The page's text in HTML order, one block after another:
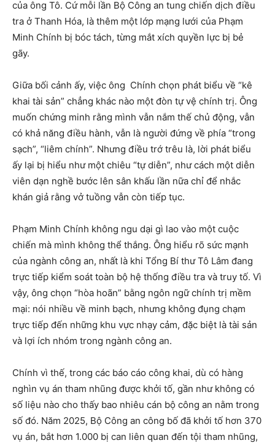
của ông Tô. Cứ mỗi lần Bộ Công an tung chiến dịch điều
tra ở Thanh Hóa, là thêm một lớp mạng lưới của Phạm
Minh Chính bị bóc tách, từng mắt xích quyền lực bị bẻ
gãy.
Giữa bối cảnh ấy, việc ông Chính chọn phát biểu về “kê
khai tài sản” chẳng khác nào một đòn tự vệ chính trị. Ông
muốn chứng minh rằng mình vẫn nắm thế chủ động, vẫn
có khả năng điều hành, vẫn là người đứng về phía “trong
sạch”, “liêm chính”. Nhưng điều trớ trêu là, lời phát biểu
ấy lại bị hiểu như một chiêu “tự diễn”, như cách một diễn
viên dạn nghề bước lên sân khấu lần nữa chỉ để nhắc
khán giả rằng vở tuồng vẫn còn tiếp tục.
Phạm Minh Chính không ngu dại gì lao vào một cuộc
chiến mà mình không thể thắng. Ông hiểu rõ sức mạnh
của ngành công an, nhất là khi Tổng Bí thư Tô Lâm đang
trực tiếp kiểm soát toàn bộ hệ thống điều tra và truy tố. Vì
vậy, ông chọn “hòa hoãn” bằng ngôn ngữ chính trị mềm
mại: nói nhiều về minh bạch, nhưng không đụng chạm
trực tiếp đến những khu vực nhạy cảm, đặc biệt là tài sản
và lợi ích nhóm trong ngành công an.
Chính vì thế, trong các báo cáo công khai, dù có hàng
nghìn vụ án tham nhũng được khởi tố, gần như không có
số liệu nào cho thấy bao nhiêu cán bộ công an nằm trong
số đó. Năm 2025, Bộ Công an công bố đã khởi tố hơn 370
vụ án, bắt hơn 1.000 bị can liên quan đến tội tham nhũng,